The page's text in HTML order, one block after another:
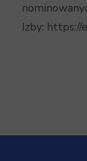
Izby: https://